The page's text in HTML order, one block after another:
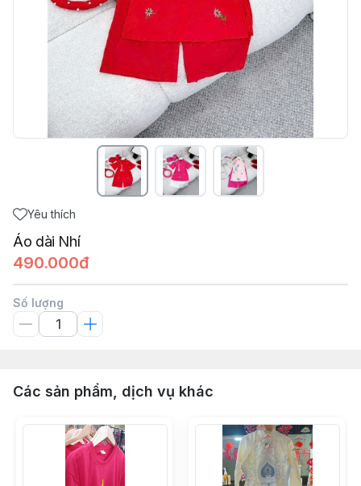
Yêu thích
Áo dài Nhí
490.000đ
Số lượng
Các sản phẩm, dịch vụ khác